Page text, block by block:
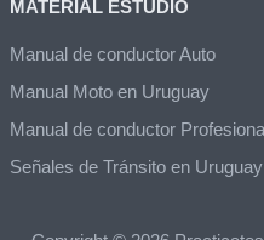
MATERIAL ESTUDIO
Manual de conductor Auto
Manual Moto en Uruguay
Manual de conductor
Señales de Tránsito en Uruguay